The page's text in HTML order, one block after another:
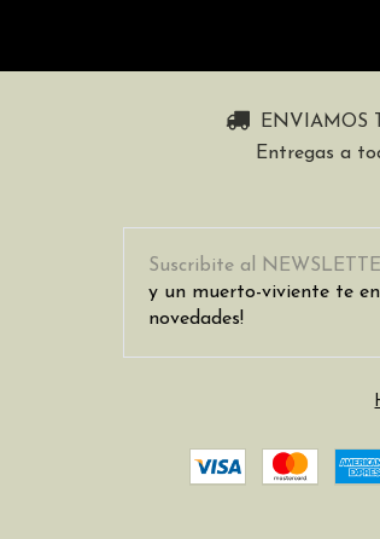
ENVIAMOS
Entregas a
Suscribite al
y un muerto-viviente te
novedades!